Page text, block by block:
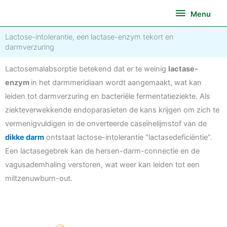
de
inhoud
Menu
Menu
Lactose-intolerantie, een lactase-enzym tekort en
darmverzuring
Lactosemalabsorptie betekend dat er te weinig lactase-
enzym in het darmmeridiaan wordt aangemaakt, wat kan
leiden tot darmverzuring en bacteriële fermentatieziekte. Als
ziekteverwekkende endoparasieten de kans krijgen om zich te
vermenigvuldigen in de onverteerde caseïnelijmstof van de
dikke darm ontstaat lactose-intolerantie “lactasedeficiëntie”.
Een lactasegebrek kan de hersen-darm-connectie en de
vagusademhaling verstoren, wat weer kan leiden tot een
miltzenuwburn-out.